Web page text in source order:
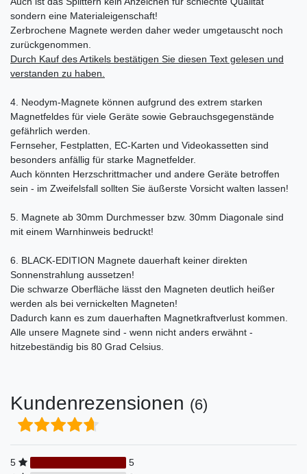
sondern eine Materialeigenschaft!
Zerbrochene Magnete werden daher weder umgetauscht noch
zurückgenommen.
Durch Kauf des Artikels bestätigen Sie diesen Text gelesen und
verstanden zu haben.
4. Neodym-Magnete können aufgrund des extrem starken
Magnetfeldes für viele Geräte sowie Gebrauchsgegenstände
gefährlich werden.
Fernseher, Festplatten, EC-Karten und Videokassetten sind
besonders anfällig für starke Magnetfelder.
Auch könnten Herzschrittmacher und andere Geräte betroffen
sein - im Zweifelsfall sollten Sie äußerste Vorsicht walten lassen!
5. Magnete ab 30mm Durchmesser bzw. 30mm Diagonale sind
mit einem Warnhinweis bedruckt!
6. BLACK-EDITION Magnete dauerhaft keiner direkten
Sonnenstrahlung aussetzen!
Die schwarze Oberfläche lässt den Magneten deutlich heißer
werden als bei vernickelten Magneten!
Dadurch kann es zum dauerhaften Magnetkraftverlust kommen.
Alle unsere Magnete sind - wenn nicht anders erwähnt -
hitzebeständig bis 80 Grad Celsius.
Kundenrezensionen (6)
5
5